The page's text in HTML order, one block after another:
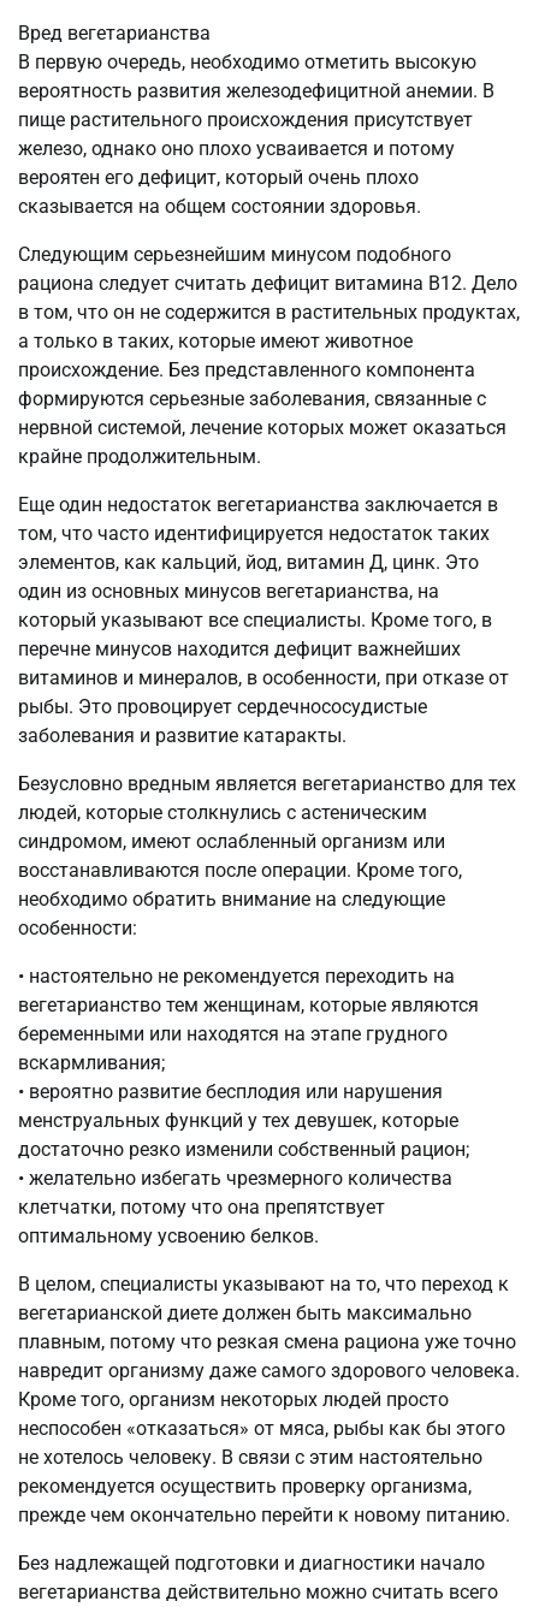
Вред вегетарианства
В первую очередь, необходимо отметить высокую
вероятность развития железодефицитной анемии. В
пище растительного происхождения присутствует
железо, однако оно плохо усваивается и потому
вероятен его дефицит, который очень плохо
сказывается на общем состоянии здоровья.
Следующим серьезнейшим минусом подобного
рациона следует считать дефицит витамина В12. Дело
в том, что он не содержится в растительных продуктах,
а только в таких, которые имеют животное
происхождение. Без представленного компонента
формируются серьезные заболевания, связанные с
нервной системой, лечение которых может оказаться
крайне продолжительным.
Еще один недостаток вегетарианства заключается в
том, что часто идентифицируется недостаток таких
элементов, как кальций, йод, витамин Д, цинк. Это
один из основных минусов вегетарианства, на
который указывают все специалисты. Кроме того, в
перечне минусов находится дефицит важнейших
витаминов и минералов, в особенности, при отказе от
рыбы. Это провоцирует сердечнососудистые
заболевания и развитие катаракты.
Безусловно вредным является вегетарианство для тех
людей, которые столкнулись с астеническим
синдромом, имеют ослабленный организм или
восстанавливаются после операции. Кроме того,
необходимо обратить внимание на следующие
особенности:
• настоятельно не рекомендуется переходить на
вегетарианство тем женщинам, которые являются
беременными или находятся на этапе грудного
вскармливания;
• вероятно развитие бесплодия или нарушения
менструальных функций у тех девушек, которые
достаточно резко изменили собственный рацион;
• желательно избегать чрезмерного количества
клетчатки, потому что она препятствует
оптимальному усвоению белков.
В целом, специалисты указывают на то, что переход к
вегетарианской диете должен быть максимально
плавным, потому что резкая смена рациона уже точно
навредит организму даже самого здорового человека.
Кроме того, организм некоторых людей просто
неспособен «отказаться» от мяса, рыбы как бы этого
не хотелось человеку. В связи с этим настоятельно
рекомендуется осуществить проверку организма,
прежде чем окончательно перейти к новому питанию.
Без надлежащей подготовки и диагностики начало
вегетарианства действительно можно считать всего